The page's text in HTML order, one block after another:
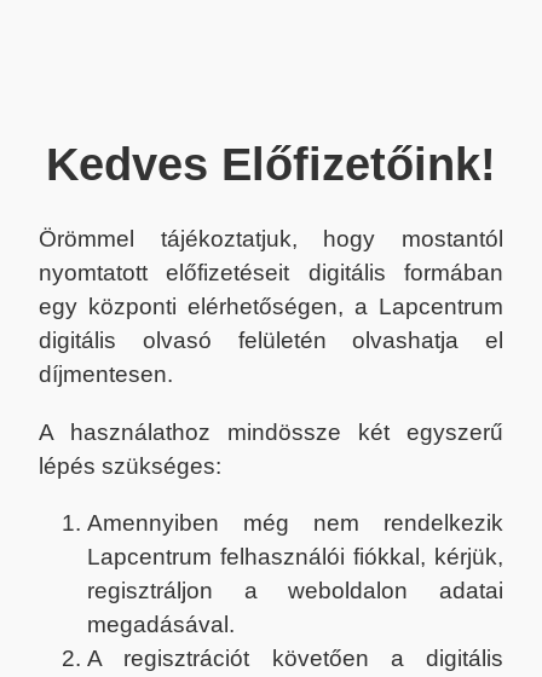
Kedves Előfizetőink!
Örömmel tájékoztatjuk, hogy mostantól
nyomtatott előfizetéseit digitális formában
egy központi elérhetőségen, a Lapcentrum
digitális olvasó felületén olvashatja el
díjmentesen.
A használathoz mindössze két egyszerű
lépés szükséges:
Amennyiben még nem rendelkezik
Lapcentrum felhasználói fiókkal, kérjük,
regisztráljon a weboldalon adatai
megadásával.
A regisztrációt követően a digitális